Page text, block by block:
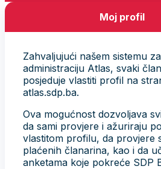
Moj profil
Zahvaljujući našem sistemu za
administraciju Atlas, svaki
posjeduje vlastiti profil na
atlas.sdp.ba.
Ova mogućnost dozvoljava
da sami provjere i ažuriraju
vlastitom profilu, da provjere
plaćenih članarina, kao i da
anketama koje pokreće SDP